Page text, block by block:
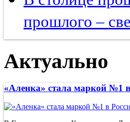
прошлого –
Актуально
«Аленка» стала маркой №1